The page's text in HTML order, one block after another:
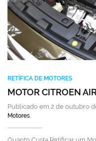
RETÍFICA DE MOTORES
MOTOR CITROEN
Publicado em 2 de outubro
Motores